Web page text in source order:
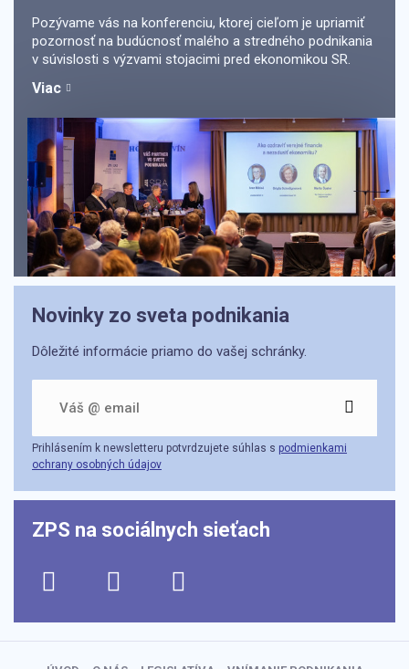
Pozývame vás na konferenciu, ktorej cieľom je upriamiť
pozornosť na budúcnosť malého a stredného podnikania
v súvislosti s výzvami stojacimi pred ekonomikou SR.
Viac
Novinky zo sveta podnikania
Dôležité informácie priamo do vašej schránky.
Prihlásením k newsletteru potvrdzujete súhlas s podmienkami
ochrany osobných údajov
ZPS na sociálnych sieťach